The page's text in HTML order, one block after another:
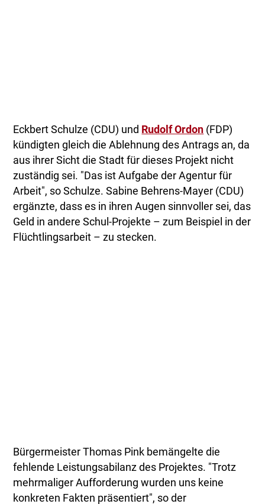
Eckbert Schulze (CDU) und Rudolf Ordon (FDP)
kündigten gleich die Ablehnung des Antrags an, da
aus ihrer Sicht die Stadt für dieses Projekt nicht
zuständig sei. "Das ist Aufgabe der Agentur für
Arbeit", so Schulze. Sabine Behrens-Mayer (CDU)
ergänzte, dass es in ihren Augen sinnvoller sei, das
Geld in andere Schul-Projekte – zum Beispiel in der
Flüchtlingsarbeit – zu stecken.
Bürgermeister Thomas Pink bemängelte die
fehlende Leistungsabilanz des Projektes. "Trotz
mehrmaliger Aufforderung wurden uns keine
konkreten Fakten präsentiert", so der